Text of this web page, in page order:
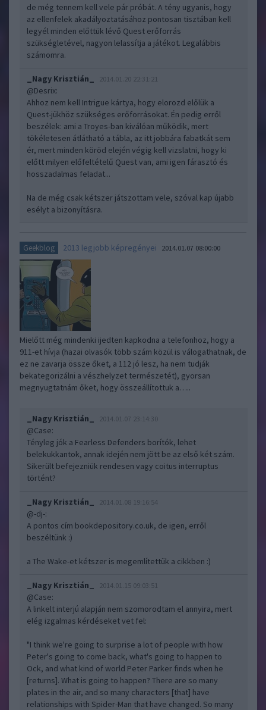
de még tennem kell vele pár próbát. A tény ugyanis, hogy
az ellenfelek akadályoztatásához pontosan tisztában kell
legyél minden előttük lévő Quest erőforrás
szükségletével, nagyon lelassítja a játékot. Legalábbis
számomra.
_Nagy Krisztián_ 2014.01.20 22:31:21
@Desrix:
Ahhoz nem kell Intrigue kártya, hogy elorozd előlük a
Quest-jükhöz szükséges erőforrásokat. Én pedig erről
beszélek: ami a Troyes-ban kiválóan működik, mert
tökéletesen átlátható a tábla, az itt jobbára fabatkát sem
ér, mert minden köröd elején végig kell vizslatni, hogy ki
előtt milyen előfeltételű Quest van, ami igen fárasztó és
hosszadalmas feladat...
Na de még csak kétszer játszottam vele, szóval kap újabb
esélyt a bizonyításra.
Geekblog 2013 legjobb képregényei 2014.01.07 08:00:00
Mielőtt még mindenki ijedten kapkodna a telefonhoz, hogy a
911-et hívja (hazai olvasók több szám közül is válogathatnak, de
ez ne zavarja össze őket, a 112 jó lesz, ha nem tudják
bekategorizálni a vészhelyzet természetét), gyorsan
megnyugtatnám őket, hogy összeállítottuk a…..
_Nagy Krisztián_ 2014.01.07 23:14:30
@Case:
Tényleg jók a Fearless Defenders borítók, lehet
belekukkantok, annak idején nem jött be az első két szám.
Sikerült befejezniük rendesen vagy coitus interruptus
történt?
_Nagy Krisztián_ 2014.01.08 19:16:54
@-dj-:
A pontos cím bookdepository.co.uk, de igen, erről
beszéltünk :)
a The Wake-et kétszer is megemlítettük a cikkben :)
_Nagy Krisztián_ 2014.01.15 09:03:51
@Case:
A linkelt interjú alapján nem szomorodtam el annyira, mert
elég izgalmas kérdéseket vet fel:
"I think we're going to surprise a lot of people with how
Peter's going to come back, what's going to happen to
Ock, and what kind of world Peter Parker finds when he
[returns]. What is going to happen? There are so many
plates in the air, and so many characters [that] have
relationships with Spider-Man that have changed. So many